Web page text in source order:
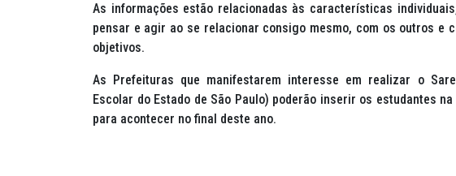
As informações estão relacionadas às características
pensar e agir ao se relacionar consigo mesmo, com os outros e
objetivos.
As Prefeituras que manifestarem interesse em realizar o
Escolar do Estado de São Paulo) poderão inserir os estudantes
para acontecer no final deste ano.